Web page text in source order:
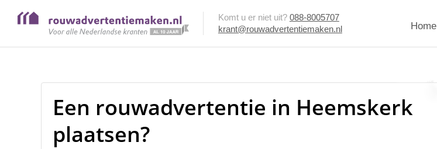
Komt u er niet uit? 088-8005707
krant@rouwadvertentiemaken.nl
Home
Een rouwadvertentie in Heemskerk
plaatsen?